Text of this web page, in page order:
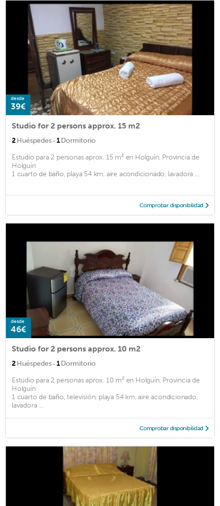
desde
39€
Studio for 2 persons approx. 15 m2
2Huéspedes · 1Dormitorio
Estudio para 2 personas aprox. 15 m² en Holguín, Provincia de
Holguín
1 cuarto de baño, playa 54 km, aire acondicionado, lavadora ...
Comprobar disponibilidad
desde
46€
Studio for 2 persons approx. 10 m2
2Huéspedes · 1Dormitorio
Estudio para 2 personas aprox. 10 m² en Holguín, Provincia de
Holguín
1 cuarto de baño, televisión, playa 54 km, aire acondicionado,
lavadora ...
Comprobar disponibilidad